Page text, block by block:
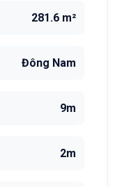
281.6 m²
Đông Nam
9m
2m